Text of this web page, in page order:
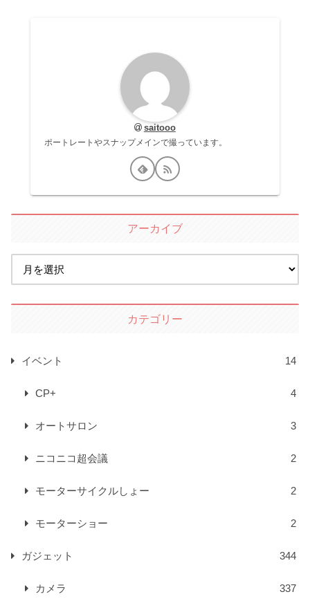
saitooo
ポートレートやスナップメインで撮っています。
アーカイブ
カテゴリー
イベント 14
CP+ 4
オートサロン 3
ニコニコ超会議 2
モーターサイクルしょー 2
モーターショー 2
ガジェット 344
カメラ 337